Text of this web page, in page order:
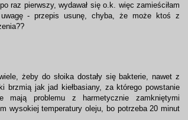
raz pierwszy, wydawał się o.k. więc zamieściłam
- przepis usunę, chyba, że może ktoś z
żeby do słoika dostały się bakterie, nawet z
brzmią jak jad kiełbasiany, za którego powstanie
mają problemu z harmetycznie zamkniętymi
wysokiej temperatury oleju, bo potrzeba 20 minut